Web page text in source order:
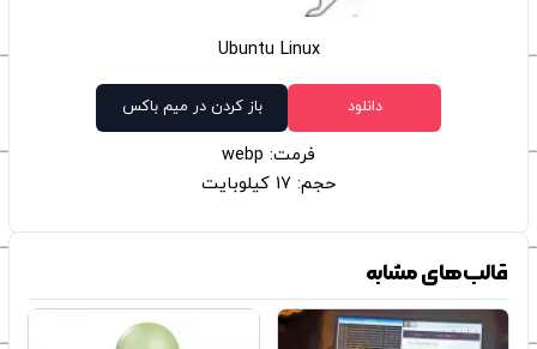
Ubuntu Linux
دانلود باز کردن در میم باکس
فرمت: webp
حجم: 17 کیلوبایت
قالب‌های مشابه